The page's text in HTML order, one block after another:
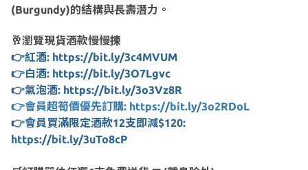
(Burgundy)的結構與長壽潛力。
🥂瀏覽現貨酒款慢慢揀
👉紅酒: https://bit.ly/3c4MVUM
👉白酒: https://bit.ly/3O7Lgvc
👉氣泡酒: https://bit.ly/3o3Vz8R
👉會員超筍價優先訂購: https://bit.ly/3o2RDoL
👉會員買滿限定酒款12支即減$120:
https://bit.ly/3uTo8cP